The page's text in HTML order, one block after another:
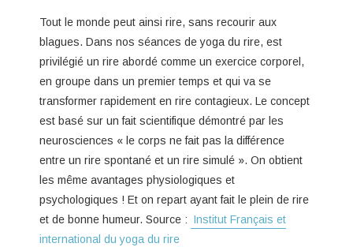
Tout le monde peut ainsi rire, sans recourir aux
blagues. Dans nos séances de yoga du rire, est
privilégié un rire abordé comme un exercice corporel,
en groupe dans un premier temps et qui va se
transformer rapidement en rire contagieux. Le concept
est basé sur un fait scientifique démontré par les
neurosciences « le corps ne fait pas la différence
entre un rire spontané et un rire simulé ». On obtient
les même avantages physiologiques et
psychologiques ! Et on repart ayant fait le plein de rire
et de bonne humeur. Source : Institut Français et
international du yoga du rire